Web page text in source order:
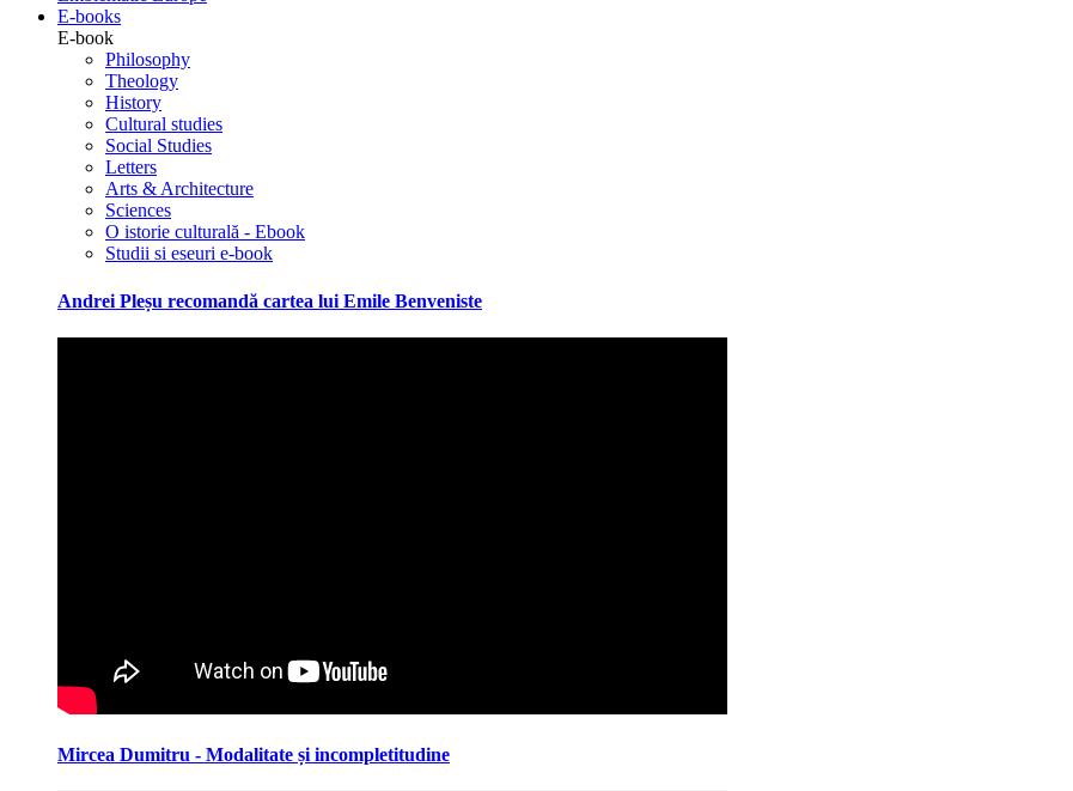
E-books
E-book
Philosophy
Theology
History
Cultural studies
Social Studies
Letters
Arts & Architecture
Sciences
O istorie culturală - Ebook
Studii si eseuri e-book
Andrei Pleșu recomandă cartea lui Emile Benveniste
Mircea Dumitru - Modalitate și incompletitudine